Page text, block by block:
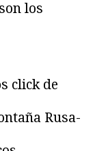
los
click de
Rusa-